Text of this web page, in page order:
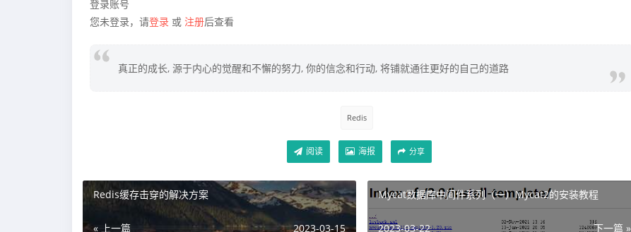
登录账号
您未登录，请登录 或 注册后查看
真正的成长, 源于内心的觉醒和不懈的努力, 你的信念和行动, 将铺就通往更好的自己的道路
Redis
阅读 海报 分享
Redis缓存击穿的解决方案
« 上一篇 2023-03-15
Mycat数据库中间件系列（一）Mycat2的安装教程
下一篇 »
2023-03-22